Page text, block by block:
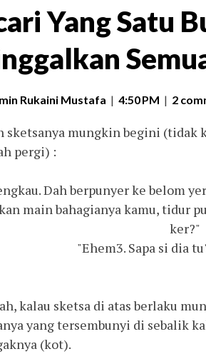
Yang Satu
Rukaini Mustafa | 4:50 PM | 2
sketsanya mungkin begini (tidak
pergi) :
Dah berpunyer ke belom
main bahagianya kamu, tidur
ker?"
"Ehem3. Sapa si dia
kalau sketsa di atas berlaku
yang tersembunyi di sebalik
(kot).